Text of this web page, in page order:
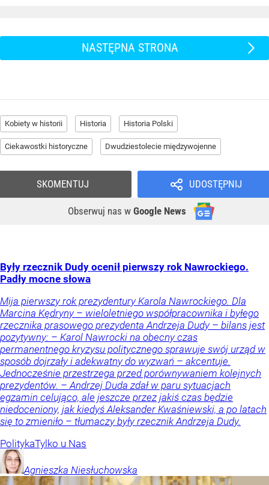
NASTĘPNA STRONA
Kobiety w historii Historia Historia Polski
Ciekawostki historyczne Dwudziestolecie międzywojenne
UDOSTĘPNIJ
Obserwuj nas w Google News
SKOMENTUJ
Były rzecznik Dudy ocenił pierwszy rok Nawrockiego.
Padły mocne słowa
Mija pierwszy rok prezydentury Karola Nawrockiego. Dla
Marcina Kędryny – wieloletniego współpracownika i byłego
rzecznika prasowego prezydenta Andrzeja Dudy – bilans jest
pozytywny: – Karol Nawrocki na obecny czas
permanentnego kryzysu politycznego sprawuje swój urząd w
sposób dojrzały i adekwatny do wyzwań – akcentuje.
Jednocześnie przestrzega przed porównywaniem kolejnych
prezydentów. – Andrzej Duda zdał w paru sytuacjach
egzamin celująco, ale jeszcze przez jakiś czas będzie
niedoceniony, jak kiedyś Aleksander Kwaśniewski, a po latach
się to zmieniło – tłumaczy były rzecznik Andrzeja Dudy.
PolitykaTylko u Nas
Agnieszka Niesłuchowska